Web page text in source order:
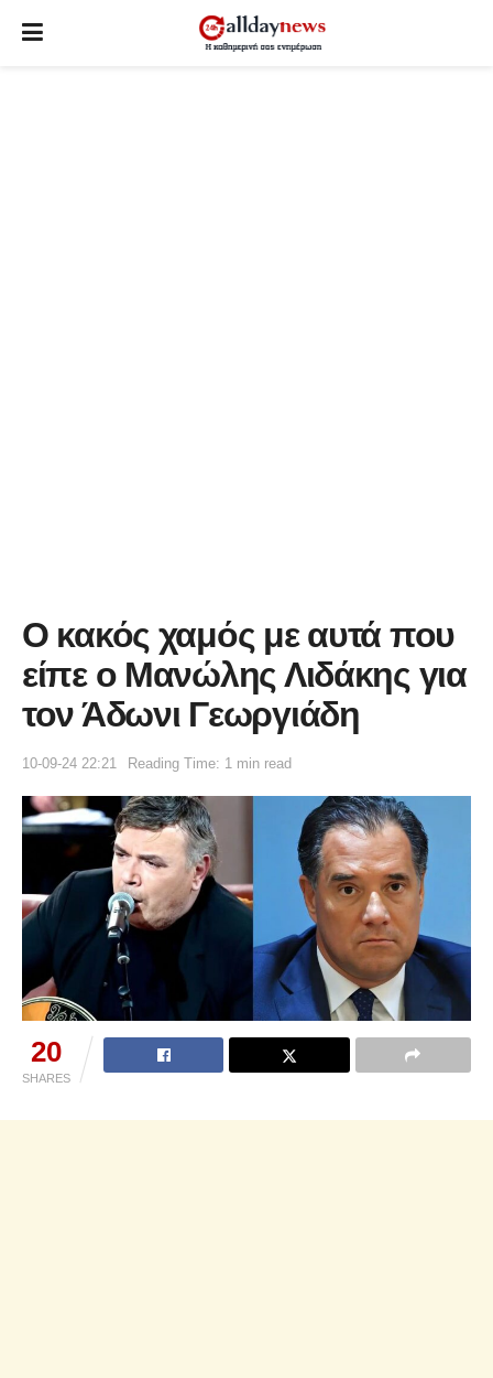
O κακός χαμός με αυτά που
είπε ο Μανώλης Λιδάκης για
τον Άδωνι Γεωργιάδη
10-09-24 22:21 Reading Time: 1 min read
20
SHARES